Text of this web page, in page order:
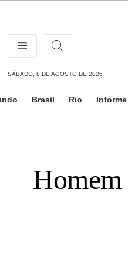
SÁBADO, 8 DE AGOSTO DE 2026
Brasil Rio
Homem